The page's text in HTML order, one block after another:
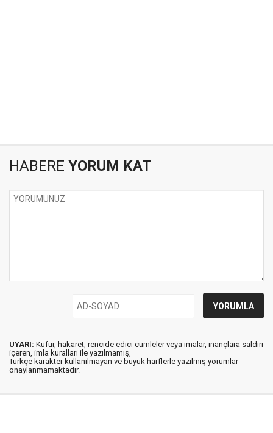
HABERE YORUM KAT
UYARI: Küfür, hakaret, rencide edici cümleler veya imalar, inançlara saldırı
içeren, imla kuralları ile yazılmamış,
Türkçe karakter kullanılmayan ve büyük harflerle yazılmış yorumlar
onaylanmamaktadır.